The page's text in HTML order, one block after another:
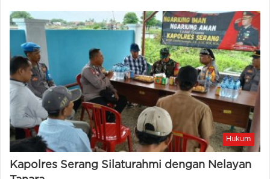
Hukum
Kapolres Serang Silaturahmi dengan Nelayan